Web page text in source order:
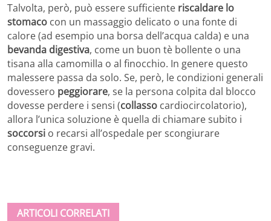
Talvolta, però, può essere sufficiente riscaldare lo
stomaco con un massaggio delicato o una fonte di
calore (ad esempio una borsa dell’acqua calda) e una
bevanda digestiva, come un buon tè bollente o una
tisana alla camomilla o al finocchio. In genere questo
malessere passa da solo. Se, però, le condizioni generali
dovessero peggiorare, se la persona colpita dal blocco
dovesse perdere i sensi (collasso cardiocircolatorio),
allora l’unica soluzione è quella di chiamare subito i
soccorsi o recarsi all’ospedale per scongiurare
conseguenze gravi.
ARTICOLI CORRELATI